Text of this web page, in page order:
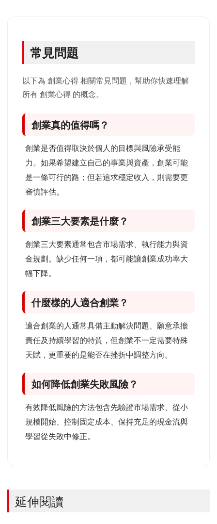
常見問題
以下為 創業心得 相關常見問題，幫助你快速理解
所有 創業心得 的概念。
創業真的值得嗎？
創業是否值得取決於個人的目標與風險承受能
力。如果希望建立自己的事業與資產，創業可能
是一條可行的路；但若追求穩定收入，則需要更
審慎評估。
創業三大要素是什麼？
創業三大要素通常包含市場需求、執行能力與資
金規劃。缺少任何一項，都可能讓創業成功率大
幅下降。
什麼樣的人適合創業？
適合創業的人通常具備主動解決問題、願意承擔
責任及持續學習的特質，但創業不一定需要特殊
天賦，更重要的是能否在挫折中調整方向。
如何降低創業失敗風險？
有效降低風險的方法包含先驗證市場需求、從小
規模開始、控制固定成本、保持充足的現金流與
學習從失敗中修正。
延伸閱讀